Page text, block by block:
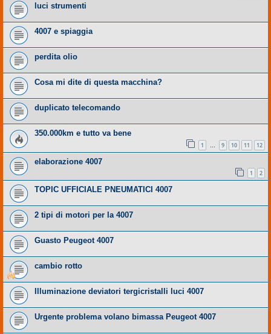
luci strumenti
4007 e spiaggia
perdita olio
Cosa mi dite di questa macchina?
duplicato telecomando
350.000km e tutto va bene
1 … 9 10 11 12
elaborazione 4007
1 2
TOPIC UFFICIALE PNEUMATICI 4007
2 tipi di motori per la 4007
Guasto Peugeot 4007
cambio rotto
Illuminazione deviatori tergicristalli luci 4007
Urgente problema volano bimassa Peugeot 4007